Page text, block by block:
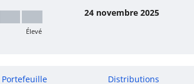
Élevé
24 novembre 2025
Portefeuille Distributions